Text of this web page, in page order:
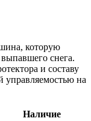
которую
снега.
и составу
управляемостью на
Наличие